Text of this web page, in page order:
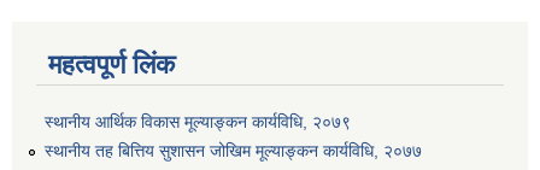
महत्वपूर्ण लिंक
स्थानीय आर्थिक विकास मूल्याङ्कन कार्यविधि, २०७९
स्थानीय तह बित्तिय सुशासन जोखिम मूल्याङ्कन कार्यविधि, २०७७